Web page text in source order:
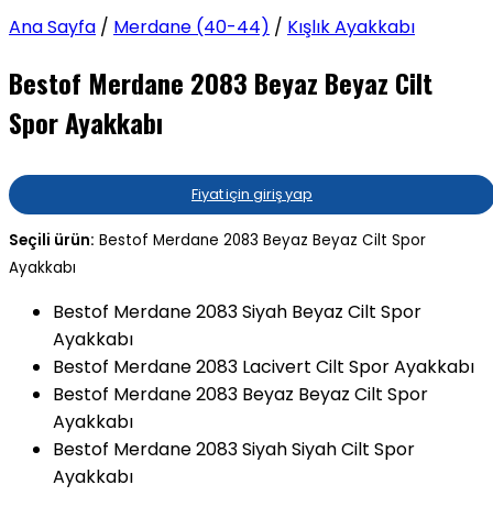
Ana Sayfa / Merdane (40-44) / Kışlık Ayakkabı
Bestof Merdane 2083 Beyaz Beyaz Cilt
Spor Ayakkabı
Fiyat için giriş yap
Seçili ürün: Bestof Merdane 2083 Beyaz Beyaz Cilt Spor
Ayakkabı
Bestof Merdane 2083 Siyah Beyaz Cilt Spor
Ayakkabı
Bestof Merdane 2083 Lacivert Cilt Spor Ayakkabı
Bestof Merdane 2083 Beyaz Beyaz Cilt Spor
Ayakkabı
Bestof Merdane 2083 Siyah Siyah Cilt Spor
Ayakkabı